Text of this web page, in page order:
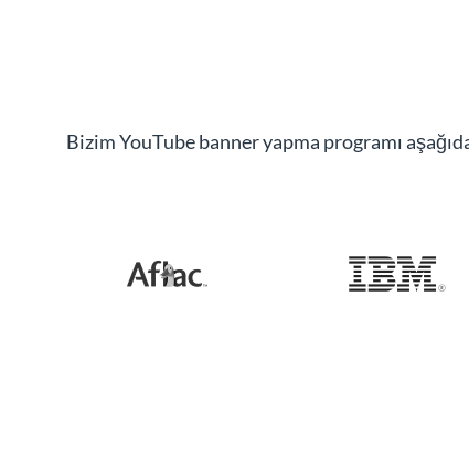
Bizim YouTube banner yapma programı